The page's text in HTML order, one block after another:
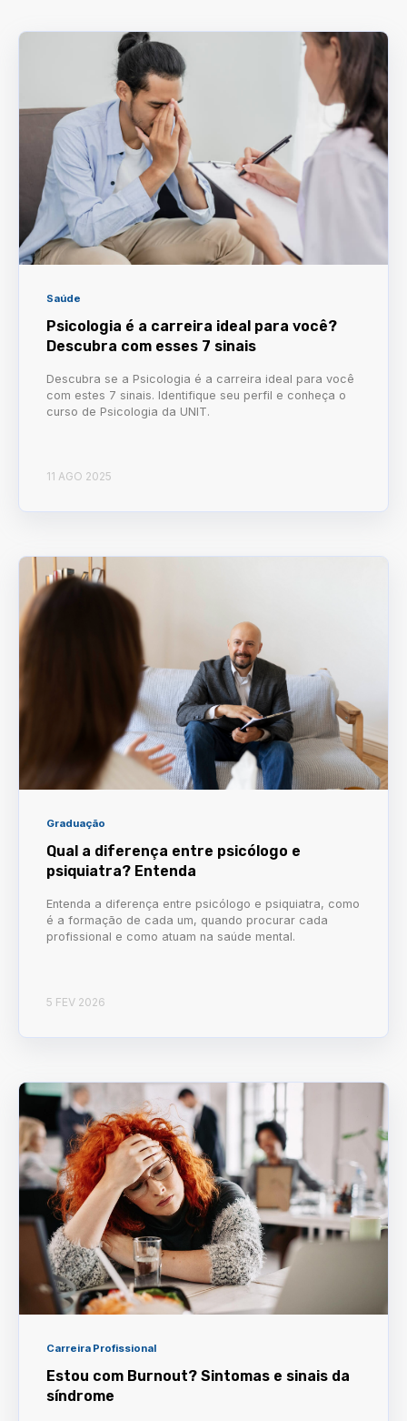
Saúde
Psicologia é a carreira ideal para você?
Descubra com esses 7 sinais
Descubra se a Psicologia é a carreira ideal para você
com estes 7 sinais. Identifique seu perfil e conheça o
curso de Psicologia da UNIT.
11 AGO 2025
Graduação
Qual a diferença entre psicólogo e
psiquiatra? Entenda
Entenda a diferença entre psicólogo e psiquiatra, como
é a formação de cada um, quando procurar cada
profissional e como atuam na saúde mental.
5 FEV 2026
Carreira Profissional
Estou com Burnout? Sintomas e sinais da
síndrome